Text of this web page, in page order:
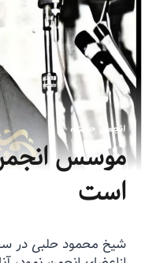
انجمن حجتیه
موسس
است